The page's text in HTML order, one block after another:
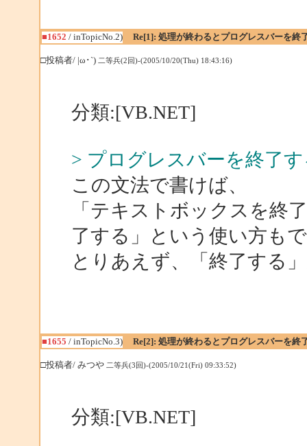
■1652 / inTopicNo.2) Re[1]: 処理が終わるとプログレスバーを終
□投稿者/ |ω･`) 二等兵(2回)-(2005/10/20(Thu) 18:43:16)
分類:[VB.NET]
> プログレスバーを終了
この文法で書けば、
「テキストボックスを終
了する」という使い方も
とりあえず、「終了する
■1655 / inTopicNo.3) Re[2]: 処理が終わるとプログレスバーを終
□投稿者/ みつや 二等兵(3回)-(2005/10/21(Fri) 09:33:52)
分類:[VB.NET]